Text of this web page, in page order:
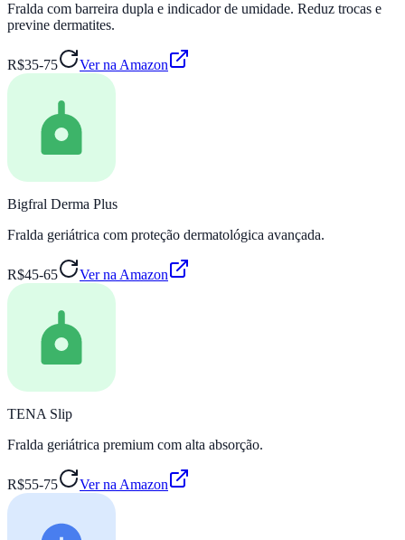
Fralda com barreira dupla e indicador de umidade. Reduz trocas e
previne dermatites.
R$35-75 Ver na Amazon
Bigfral Derma Plus
Fralda geriátrica com proteção dermatológica avançada.
R$45-65 Ver na Amazon
TENA Slip
Fralda geriátrica premium com alta absorção.
R$55-75 Ver na Amazon